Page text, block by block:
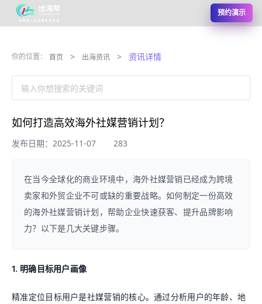
预约演示
你的位置： 首页 > 出海资讯 > 资讯详情
输入你想搜索的关键词
如何打造高效海外社媒营销计划？
发布日期：2025-11-07 283
在当今全球化的商业环境中，海外社媒营销已经成为跨境
卖家和外贸企业不可或缺的重要战略。如何制定一份高效
的海外社媒营销计划，帮助企业快速获客、提升品牌影响
力？以下是几大关键步骤。
1. 明确目标用户画像
精准定位目标用户是社媒营销的核心。通过分析用户的年龄、地